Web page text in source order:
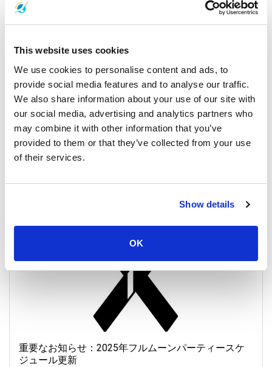
This website uses cookies
We use cookies to personalise content and ads, to
provide social media features and to analyse our traffic.
We also share information about your use of our site with
our social media, advertising and analytics partners who
may combine it with other information that you’ve
provided to them or that they’ve collected from your use
of their services.
Show details
OK
タイ湾（サムイ島、パンガン島、タオ島、スラタニ）
の天気と潮見表
16 November 2025
すべての場所
重要なお知らせ：2025年フルムーンパーティースケ
ジュール更新